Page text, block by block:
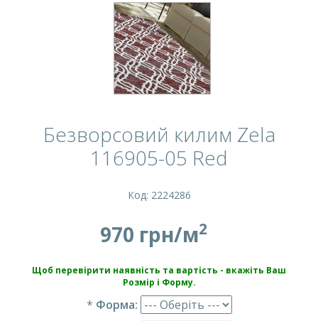
Безворсовий килим Zela
116905-05 Red
Код: 2224286
970 грн/м2
Щоб перевірити наявність та вартість - вкажіть Ваш
Розмір і Форму.
* Форма: